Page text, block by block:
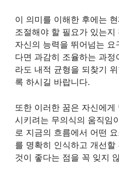
이 의미를 이해한 후에는
조절해야 할 필요가 있는지
자신의 능력을 뛰어넘는
다면 과감히 조율하는 과정
라도 내적 균형을 되찾기
록 하시길 바랍니다.
또한 이러한 꿈은 자신에
시키려는 무의식의 움직임
로 지금의 흐름에서 어떤
를 명확히 인식하고 개선
것이 좋다는 점을 꼭 잊지